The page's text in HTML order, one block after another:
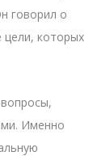
говорил о
цели, которых
Именно